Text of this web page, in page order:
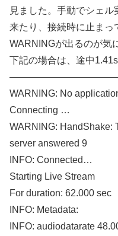
見ました。手動でシェ
来たり、接続時に止まっ
WARNINGが出るのが気
下記の場合は、途中
WARNING: No
Connecting …
WARNING: HandShake:
server answered 9
INFO: Connected…
Starting Live Stream
For duration: 62.000 sec
INFO: Metadata:
INFO: audiodatarate